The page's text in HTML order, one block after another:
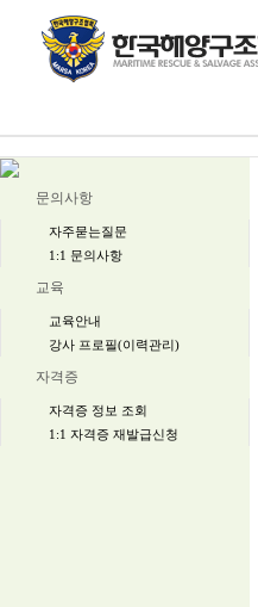
문의사항
자주묻는질문
1:1 문의사항
교육
교육안내
강사 프로필(이력관리)
자격증
자격증 정보 조회
1:1 자격증 재발급신청